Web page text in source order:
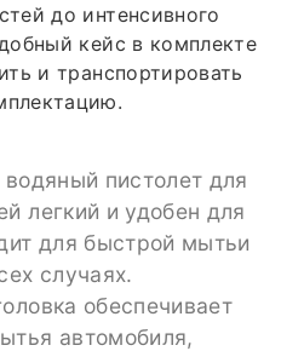
до интенсивного
кейс в комплекте
и транспортировать
пистолет для
легкий и удобен для
для быстрой мытьи
случаях.
обеспечивает
автомобиля,